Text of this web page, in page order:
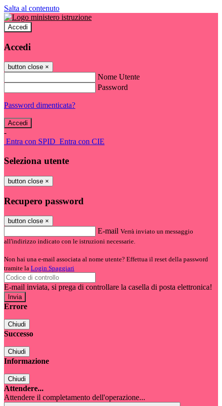
Salta al contenuto
Accedi
Accedi
button close ×
Nome Utente
Password
Password dimenticata?
-
Entra con SPID Entra con CIE
Seleziona utente
button close ×
Recupero password
button close ×
E-mail Verrà inviato un messaggio
all'indirizzo indicato con le istruzioni necessarie.
Non hai una e-mail associata al nome utente? Effettua il reset della password
tramite la Login Spaggiari
E-mail inviata, si prega di controllare la casella di posta elettronica!
Errore
Chiudi
Successo
Chiudi
Informazione
Chiudi
Attendere...
Attendere il completamento dell'operazione...